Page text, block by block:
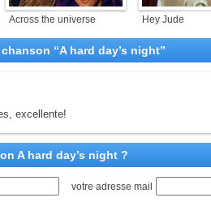
Across the universe Hey Jude
“A hard day’s night”
excellente!
A hard day’s night ?
votre adresse mail